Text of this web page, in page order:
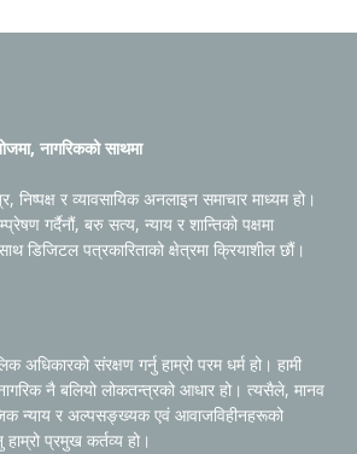
नागरिकको साथमा
निष्पक्ष र व्यावसायिक अनलाइन समाचार माध्यम हो।
गर्दैनौं, बरु सत्य, न्याय र शान्तिको पक्षमा
डिजिटल पत्रकारिताको क्षेत्रमा क्रियाशील छौं।
अधिकारको संरक्षण गर्नु हाम्रो परम धर्म हो। हामी
नै बलियो लोकतन्त्रको आधार हो। त्यसैले, मानव
न्याय र अल्पसङ्ख्यक एवं आवाजविहीनहरूको
प्रमुख कर्तव्य हो।